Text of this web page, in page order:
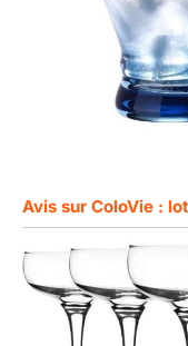
Avis sur ColoVie :